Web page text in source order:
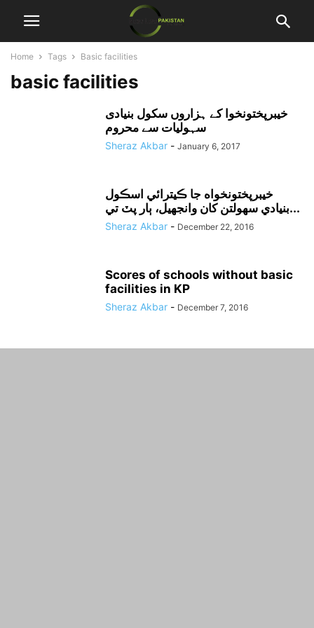
Home Tags Basic facilities
basic facilities
خیبرپختونخوا کے ہزاروں سکول بنیادی
سہولیات سے محروم
Sheraz Akbar - January 6, 2017
خيبرپختونخواه جا ڪيترائي اسڪول
بنيادي سهولتن کان وانجهيل، ٻار پٽ تي...
Sheraz Akbar - December 22, 2016
Scores of schools without basic
facilities in KP
Sheraz Akbar - December 7, 2016